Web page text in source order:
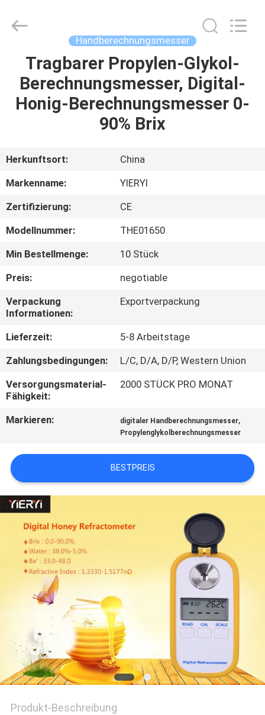
STARTSEITE
PRODUKTE
UNS
TOUR
QUALITÄTSKONTROLLE
KONTAKT
NACHRICHTEN
ALLE
FÄLLE
SITEMAP
PRIVACY
POLICY
Technology
Reserved.
Handberechnungsmesser
Tragbarer Propylen-Glykol-
Berechnungsmesser, Digital-
Honig-Berechnungsmesser 0-
90% Brix
Herkunftsort:
China
Markenname:
YIERYI
Zertifizierung:
CE
Modellnummer:
THE01650
Min Bestellmenge:
10 Stück
Preis:
negotiable
Verpackung
Informationen:
Exportverpackung
Lieferzeit:
5-8 Arbeitstage
Zahlungsbedingungen:
L/C, D/A, D/P, Western Union
Versorgungsmaterial-
Fähigkeit:
2000 STÜCK PRO MONAT
Markieren: digitaler Handberechnungsmesser,
Propylenglykolberechnungsmesser
BESTPREIS
Produkt-Beschreibung